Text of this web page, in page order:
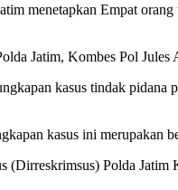
menetapkan Empat
Jatim, Kombes Pol Jules
kasus tindak
kasus ini merupakan
(Dirreskrimsus) Polda